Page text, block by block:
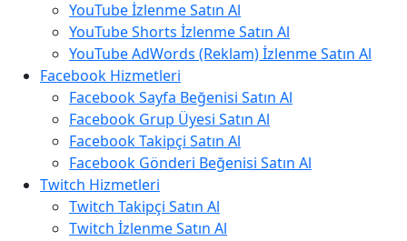
YouTube İzlenme Satın Al
YouTube Shorts İzlenme Satın Al
YouTube AdWords (Reklam) İzlenme Satın Al
Facebook Hizmetleri
Facebook Sayfa Beğenisi Satın Al
Facebook Grup Üyesi Satın Al
Facebook Takipçi Satın Al
Facebook Gönderi Beğenisi Satın Al
Twitch Hizmetleri
Twitch Takipçi Satın Al
Twitch İzlenme Satın Al